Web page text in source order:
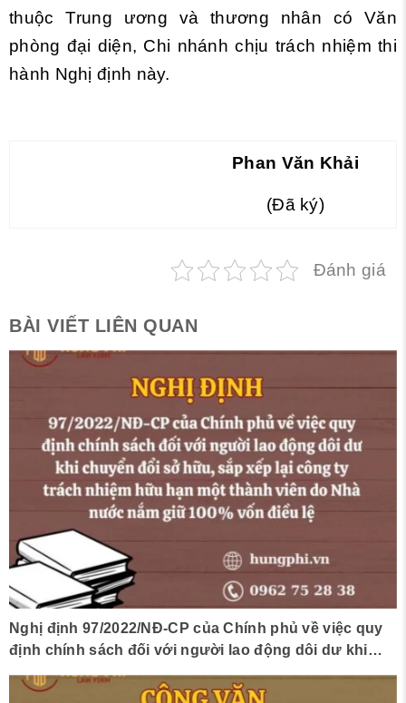
thuộc Trung ương và thương nhân có Văn
phòng đại diện, Chi nhánh chịu trách nhiệm thi
hành Nghị định này.
Phan Văn Khải
(Đã ký)
Đánh giá
BÀI VIẾT LIÊN QUAN
Nghị định 97/2022/NĐ-CP của Chính phủ về việc quy
định chính sách đối với người lao động dôi dư khi
chuyển đổi sở hữu, sắp xếp lại công ty trách nhiệm
hữu hạn một thành viên do Nhà nước nắm giữ 100%